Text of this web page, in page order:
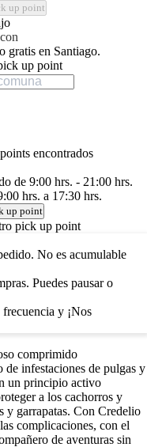
up point
gratis en Santiago.
up point
encontrados
de 9:00 hrs. - 21:00 hrs.
hrs. a 17:30 hrs.
up point
pick up point
No es acumulable
Puedes pausar o
y ¡Nos
comprimido
de infestaciones de pulgas y
un principio activo
a los cachorros y
y garrapatas. Con Credelio
complicaciones, con el
de aventuras sin